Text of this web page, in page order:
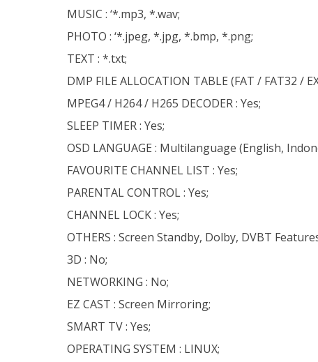
MUSIC : ‘*.mp3, *.wav;
PHOTO : ‘*.jpeg, *.jpg, *.bmp, *.png;
TEXT : *.txt;
DMP FILE ALLOCATION TABLE (FAT / FAT32 /
MPEG4 / H264 / H265 DECODER : Yes;
SLEEP TIMER : Yes;
OSD LANGUAGE : Multilanguage (English,
FAVOURITE CHANNEL LIST : Yes;
PARENTAL CONTROL : Yes;
CHANNEL LOCK : Yes;
OTHERS : Screen Standby, Dolby, DVBT
3D : No;
NETWORKING : No;
EZ CAST : Screen Mirroring;
SMART TV : Yes;
OPERATING SYSTEM : LINUX;